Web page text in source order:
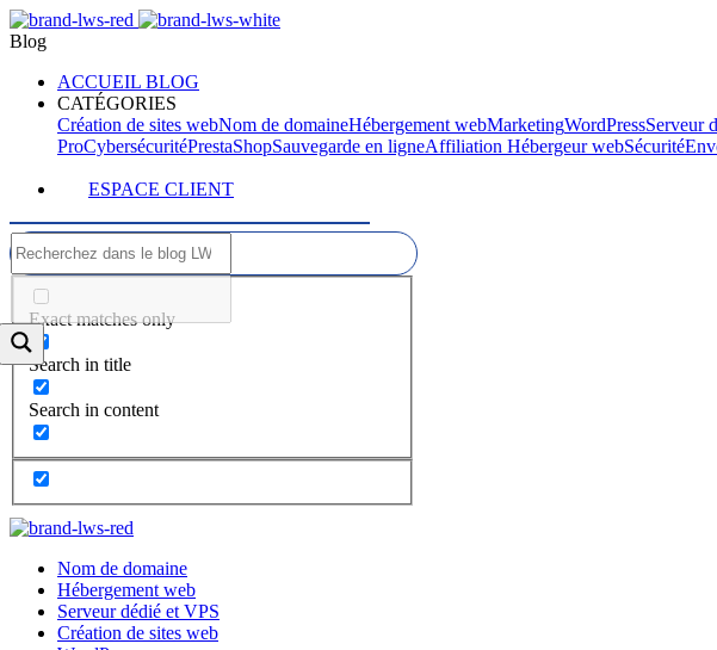
Blog
ACCUEIL BLOG
CATÉGORIES
Création de sites webNom de domaineHébergement webMarketingWordPressServeur
ProCybersécuritéPrestaShopSauvegarde en ligneAffiliation Hébergeur webSécurité
ESPACE CLIENT
Exact matches only
Search in title
Search in content
Nom de domaine
Hébergement web
Serveur dédié et VPS
Création de sites web